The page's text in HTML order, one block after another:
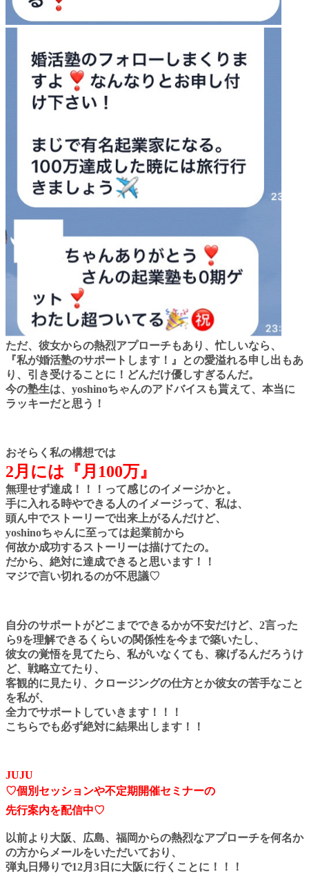
ただ、彼女からの熱烈アプローチもあり、忙しいなら、
『私が婚活塾のサポートします！』との愛溢れる申し出もあ
り、引き受けることに！どんだけ優しすぎるんだ。
今の塾生は、yoshinoちゃんのアドバイスも貰えて、本当に
ラッキーだと思う！
おそらく私の構想では
2月には『月100万』
無理せず達成！！！ って感じのイメージかと。
手に入れる時やできる人のイメージって、 私は、
頭ん中でストーリーで出来上がるんだけど、
yoshinoちゃんに至っては起業前から
何故か成功するストーリーは描けてたの。
だから、絶対に達成できると思います！！
マジで言い切れるのが不思議♡
自分のサポートがどこまでできるかが不安だけど、2言った
ら9を理解できるくらいの関係性を今まで築いたし、
彼女の覚悟を見てたら、 私がいなくても、稼げるんだろうけ
ど、 戦略立てたり、
客観的に見たり、クロージングの仕方とか彼女の苦手なこと
を私が、
全力でサポートしていきます！！！
こちらでも必ず絶対に結果出します！！
JUJU
♡個別セッションや不定期開催セミナーの
先行案内を配信中♡
以前より大阪、広島、福岡からの熱烈なアプローチを何名か
の方からメールをいただいており、
弾丸日帰りで12月 3 日に大阪に行くことに！！！